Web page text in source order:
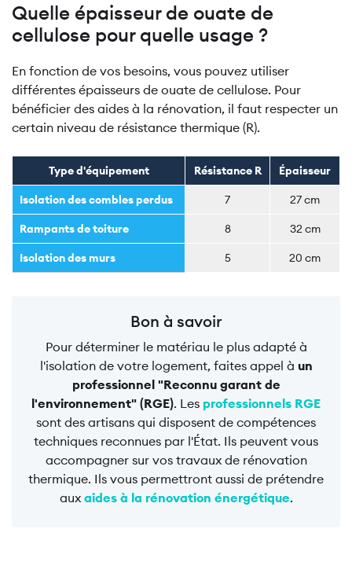
Quelle épaisseur de ouate de
cellulose pour quelle usage ?
En fonction de vos besoins, vous pouvez utiliser
différentes épaisseurs de ouate de cellulose. Pour
bénéficier des aides à la rénovation, il faut respecter un
certain niveau de résistance thermique (R).
Type d'équipement Résistance R Épaisseur
Isolation des combles perdus 7 27 cm
Rampants de toiture 8 32 cm
Isolation des murs 5 20 cm
Bon à savoir
Pour déterminer le matériau le plus adapté à
l'isolation de votre logement, faites appel à un
professionnel "Reconnu garant de
l'environnement" (RGE). Les professionnels RGE
sont des artisans qui disposent de compétences
techniques reconnues par l'État. Ils peuvent vous
accompagner sur vos travaux de rénovation
thermique. Ils vous permettront aussi de prétendre
aux aides à la rénovation énergétique.